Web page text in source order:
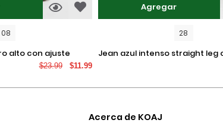
08
$23.99 $11.99
Agregar
28
jean azul intenso straight leg con bota
Acerca de KOAJ